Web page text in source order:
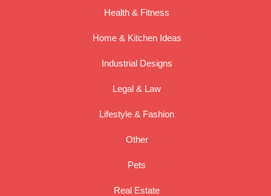
Health & Fitness
Home & Kitchen Ideas
Industrial Designs
Legal & Law
Lifestyle & Fashion
Other
Pets
Real Estate